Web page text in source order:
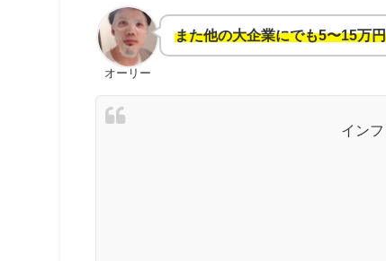
オーリー
また他の大企業にでも5〜15万
イン